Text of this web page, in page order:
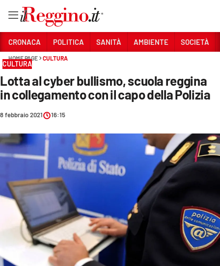
Sezioni
CRONACA
POLITICA
AMBIENTE
CULTURA
ECONOMIA E LAVORO
EVENTI
CRONACA POLITICA SANITÀ AMBIENTE SOCIETÀ
HOME PAGE CULTURA
CULTURA
Lotta al cyber bullismo, scuola reggina
in collegamento con il capo della Polizia
8 febbraio 2021 16:15